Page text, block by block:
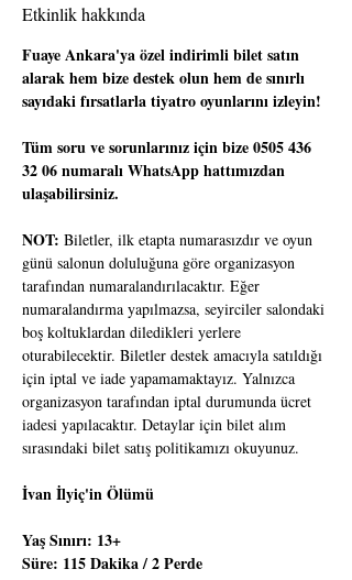
Etkinlik hakkında
Fuaye Ankara'ya özel indirimli bilet satın
alarak hem bize destek olun hem de sınırlı
sayıdaki fırsatlarla tiyatro oyunlarını izleyin!
Tüm soru ve sorunlarınız için bize 0505 436
32 06 numaralı WhatsApp hattımızdan
ulaşabilirsiniz.
NOT: Biletler, ilk etapta numarasızdır ve oyun
günü salonun doluluğuna göre organizasyon
tarafından numaralandırılacaktır. Eğer
numaralandırma yapılmazsa, seyirciler salondaki
boş koltuklardan diledikleri yerlere
oturabilecektir. Biletler destek amacıyla satıldığı
için iptal ve iade yapamamaktayız. Yalnızca
organizasyon tarafından iptal durumunda ücret
iadesi yapılacaktır. Detaylar için bilet alım
sırasındaki bilet satış politikamızı okuyunuz.
İvan İlyiç'in Ölümü
Yaş Sınırı: 13+
Süre: 115 Dakika / 2 Perde